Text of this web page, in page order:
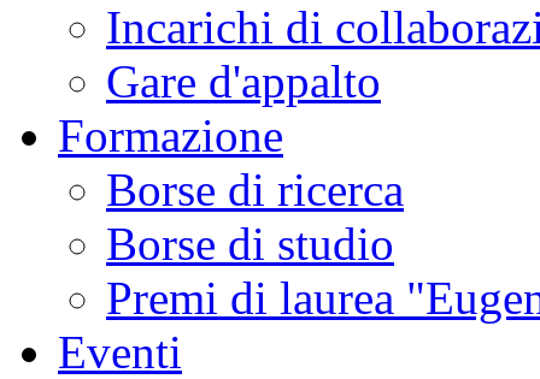
Incarichi di
Gare d'appalto
Formazione
Borse di ricerca
Borse di studio
Premi di laurea
Eventi